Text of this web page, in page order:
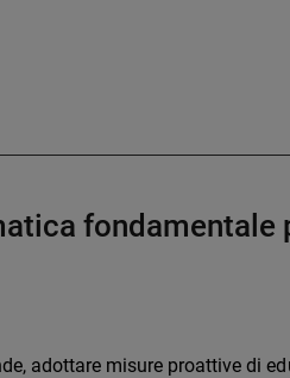
fondamentale
adottare misure proattive di